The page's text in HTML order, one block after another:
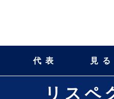
代表 見る
リスペ